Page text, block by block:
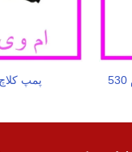
پمپ کلاچ